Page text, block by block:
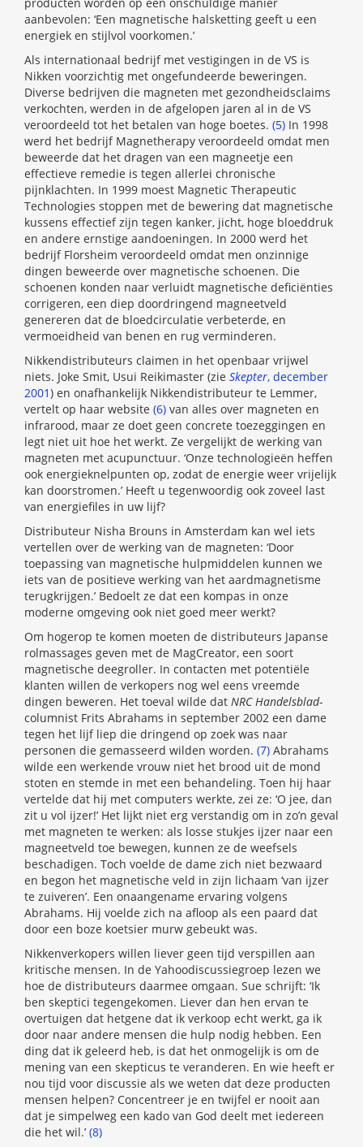
aanbevolen: ‘Een magnetische halsketting geeft u een
energiek en stijlvol voorkomen.’
Als internationaal bedrijf met vestigingen in de VS is
Nikken voorzichtig met ongefundeerde beweringen.
Diverse bedrijven die magneten met gezondheidsclaims
verkochten, werden in de afgelopen jaren al in de VS
veroordeeld tot het betalen van hoge boetes. (5) In 1998
werd het bedrijf Magnetherapy veroordeeld omdat men
beweerde dat het dragen van een magneetje een
effectieve remedie is tegen allerlei chronische
pijnklachten. In 1999 moest Magnetic Therapeutic
Technologies stoppen met de bewering dat magnetische
kussens effectief zijn tegen kanker, jicht, hoge bloeddruk
en andere ernstige aandoeningen. In 2000 werd het
bedrijf Florsheim veroordeeld omdat men onzinnige
dingen beweerde over magnetische schoenen. Die
schoenen konden naar verluidt magnetische deficiënties
corrigeren, een diep doordringend magneetveld
genereren dat de bloedcirculatie verbeterde, en
vermoeidheid van benen en rug verminderen.
Nikkendistributeurs claimen in het openbaar vrijwel
niets. Joke Smit, Usui Reikimaster (zie Skepter, december
2001) en onafhankelijk Nikkendistributeur te Lemmer,
vertelt op haar website (6) van alles over magneten en
infrarood, maar ze doet geen concrete toezeggingen en
legt niet uit hoe het werkt. Ze vergelijkt de werking van
magneten met acupunctuur. ‘Onze technologieën heffen
ook energieknelpunten op, zodat de energie weer vrijelijk
kan doorstromen.’ Heeft u tegenwoordig ook zoveel last
van energiefiles in uw lijf?
Distributeur Nisha Brouns in Amsterdam kan wel iets
vertellen over de werking van de magneten: ‘Door
toepassing van magnetische hulpmiddelen kunnen we
iets van de positieve werking van het aardmagnetisme
terugkrijgen.’ Bedoelt ze dat een kompas in onze
moderne omgeving ook niet goed meer werkt?
Om hogerop te komen moeten de distributeurs Japanse
rolmassages geven met de MagCreator, een soort
magnetische deegroller. In contacten met potentiële
klanten willen de verkopers nog wel eens vreemde
dingen beweren. Het toeval wilde dat NRC Handelsblad-
columnist Frits Abrahams in september 2002 een dame
tegen het lijf liep die dringend op zoek was naar
personen die gemasseerd wilden worden. (7) Abrahams
wilde een werkende vrouw niet het brood uit de mond
stoten en stemde in met een behandeling. Toen hij haar
vertelde dat hij met computers werkte, zei ze: ‘O jee, dan
zit u vol ijzer!’ Het lijkt niet erg verstandig om in zo’n geval
met magneten te werken: als losse stukjes ijzer naar een
magneetveld toe bewegen, kunnen ze de weefsels
beschadigen. Toch voelde de dame zich niet bezwaard
en begon het magnetische veld in zijn lichaam ‘van ijzer
te zuiveren’. Een onaangename ervaring volgens
Abrahams. Hij voelde zich na afloop als een paard dat
door een boze koetsier murw gebeukt was.
Nikkenverkopers willen liever geen tijd verspillen aan
kritische mensen. In de Yahoodiscussiegroep lezen we
hoe de distributeurs daarmee omgaan. Sue schrijft: ‘Ik
ben skeptici tegengekomen. Liever dan hen ervan te
overtuigen dat hetgene dat ik verkoop echt werkt, ga ik
door naar andere mensen die hulp nodig hebben. Een
ding dat ik geleerd heb, is dat het onmogelijk is om de
mening van een skepticus te veranderen. En wie heeft er
nou tijd voor discussie als we weten dat deze producten
mensen helpen? Concentreer je en twijfel er nooit aan
dat je simpelweg een kado van God deelt met iedereen
die het wil.’ (8)